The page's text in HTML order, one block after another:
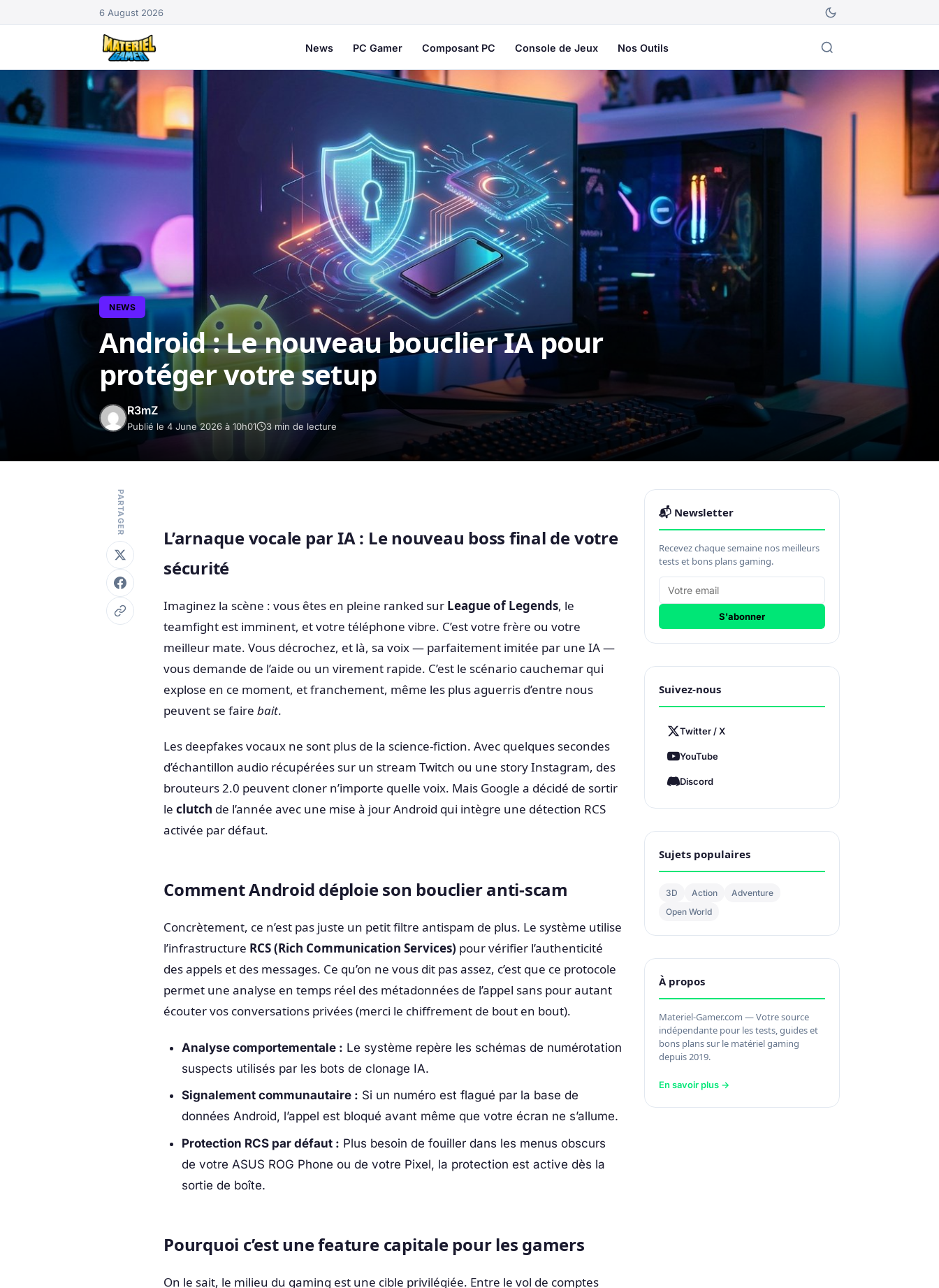
6 August 2026
News PC Gamer Composant PC Console de Jeux Nos Outils
NEWS
Android : Le nouveau bouclier IA pour
protéger votre setup
R3mZ
Publié le 4 June 2026 à 10h01 3 min de lecture
PARTAGER
L’arnaque vocale par IA : Le nouveau boss final de votre
sécurité
Imaginez la scène : vous êtes en pleine ranked sur League of Legends, le
teamfight est imminent, et votre téléphone vibre. C’est votre frère ou votre
meilleur mate. Vous décrochez, et là, sa voix — parfaitement imitée par une IA —
vous demande de l’aide ou un virement rapide. C’est le scénario cauchemar qui
explose en ce moment, et franchement, même les plus aguerris d’entre nous
peuvent se faire bait.
Les deepfakes vocaux ne sont plus de la science-fiction. Avec quelques secondes
d’échantillon audio récupérées sur un stream Twitch ou une story Instagram, des
brouteurs 2.0 peuvent cloner n’importe quelle voix. Mais Google a décidé de sortir
le clutch de l’année avec une mise à jour Android qui intègre une détection RCS
activée par défaut.
Comment Android déploie son bouclier anti-scam
Concrètement, ce n’est pas juste un petit filtre antispam de plus. Le système utilise
l’infrastructure RCS (Rich Communication Services) pour vérifier l’authenticité
des appels et des messages. Ce qu’on ne vous dit pas assez, c’est que ce protocole
permet une analyse en temps réel des métadonnées de l’appel sans pour autant
écouter vos conversations privées (merci le chiffrement de bout en bout).
Analyse comportementale : Le système repère les schémas de numérotation
suspects utilisés par les bots de clonage IA.
Signalement communautaire : Si un numéro est flagué par la base de
données Android, l’appel est bloqué avant même que votre écran ne s’allume.
Protection RCS par défaut : Plus besoin de fouiller dans les menus obscurs
de votre ASUS ROG Phone ou de votre Pixel, la protection est active dès la
sortie de boîte.
Pourquoi c’est une feature capitale pour les gamers
On le sait, le milieu du gaming est une cible privilégiée. Entre le vol de comptes
📬 Newsletter
Recevez chaque semaine nos meilleurs
tests et bons plans gaming.
S'abonner
Suivez-nous
Twitter / X
YouTube
Discord
Sujets populaires
3D Action
Adventure
Open World
À propos
Materiel-Gamer.com — Votre source
indépendante pour les tests, guides et
bons plans sur le matériel gaming
depuis 2019.
En savoir plus →